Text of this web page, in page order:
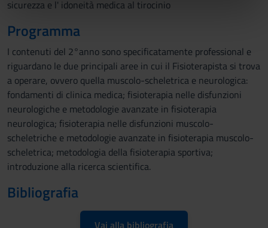
nostri partner che si occupano di analisi dei dati web,
pubblicità e social media, i quali potrebbero combinarle
con altre informazioni che hai fornito loro o che hanno
raccolto dal tuo utilizzo dei loro servizi.
sicurezza e l' idoneità medica al tirocinio
Programma
I contenuti del 2°anno sono specificatamente professional e
riguardano le due principali aree in cui il Fisioterapista si trova
a operare, ovvero quella muscolo-scheletrica e neurologica:
fondamenti di clinica medica; fisioterapia nelle disfunzioni
neurologiche e metodologie avanzate in fisioterapia
neurologica; fisioterapia nelle disfunzioni muscolo-
scheletriche e metodologie avanzate in fisioterapia muscolo-
scheletrica; metodologia della fisioterapia sportiva;
introduzione alla ricerca scientifica.
Bibliografia
Vai alla bibliografia